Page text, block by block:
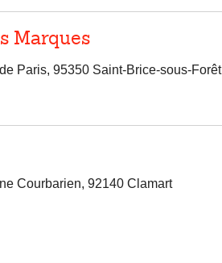
Marques
Paris, 95350 Saint-Brice-sous-Forêt
Courbarien, 92140 Clamart